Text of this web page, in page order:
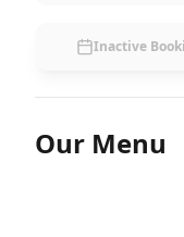
Inactive
Our Menu